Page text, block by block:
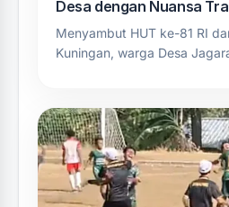
Desa dengan Nuansa
Menyambut HUT ke-81 RI
Kuningan, warga Desa